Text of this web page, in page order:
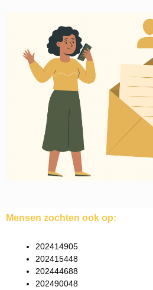
Mensen zochten ook op:
202414905
202415448
202444688
202490048